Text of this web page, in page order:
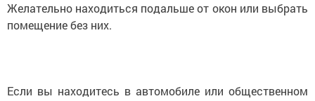
Желательно находиться подальше от окон или выбрать
помещение без них.
Если вы находитесь в автомобиле или общественном